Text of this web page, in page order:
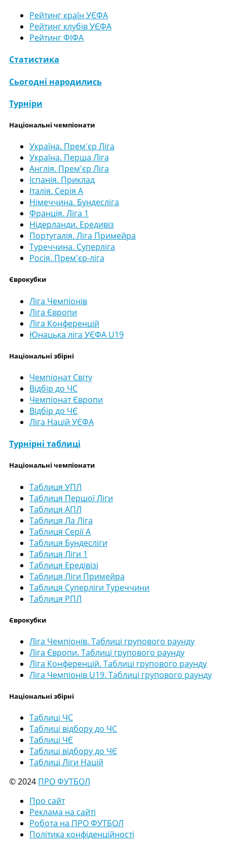
Рейтинг країн УЄФА
Рейтинг клубів УЄФА
Рейтинг ФІФА
Статистика
Сьогодні народились
Турніри
Національні чемпіонати
Україна. Прем'єр Ліга
Україна. Перша Ліга
Англія. Прем'єр Ліга
Іспанія. Приклад
Італія. Серія А
Німеччина. Бундесліга
Франція. Ліга 1
Нідерланди. Ередивіз
Португалія. Ліга Примейра
Туреччина. Суперліга
Росія. Прем'єр-ліга
Єврокубки
Ліга Чемпіонів
Ліга Європи
Ліга Конференцій
Юнацька ліга УЄФА U19
Національні збірні
Чемпіонат Світу
Відбір до ЧС
Чемпіонат Європи
Відбір до ЧЄ
Ліга Націй УЄФА
Турнірні таблиці
Національні чемпіонати
Таблиця УПЛ
Таблиця Першої Ліги
Таблиця АПЛ
Таблиця Ла Ліга
Таблиця Серії А
Таблиця Бундесліги
Таблиця Ліги 1
Таблиця Ередівізі
Таблиця Ліги Примейра
Таблиця Суперліги Туреччини
Таблиця РПЛ
Єврокубки
Ліга Чемпіонів. Таблиці групового раунду
Ліга Європи. Таблиці групового раунду
Ліга Конференцій. Таблиці групового раунду
Ліга Чемпіонів U19. Таблиці групового раунду
Національні збірні
Таблиці ЧС
Таблиці відбору до ЧС
Таблиці ЧЄ
Таблиці відбору до ЧЄ
Таблиці Ліги Націй
© 2024 ПРО ФУТБОЛ
Про сайт
Реклама на сайті
Робота на ПРО ФУТБОЛ
Політика конфіденційності